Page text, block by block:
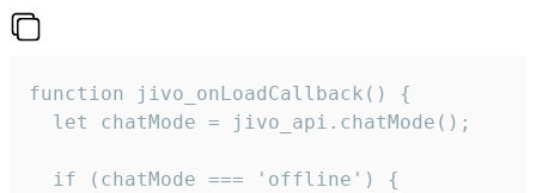
function jivo_onLoadCallback() {
  let chatMode = jivo_api.chatMode();
  if (chatMode === 'offline') {